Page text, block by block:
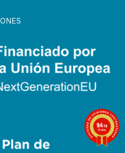
9.4/10
74 notas